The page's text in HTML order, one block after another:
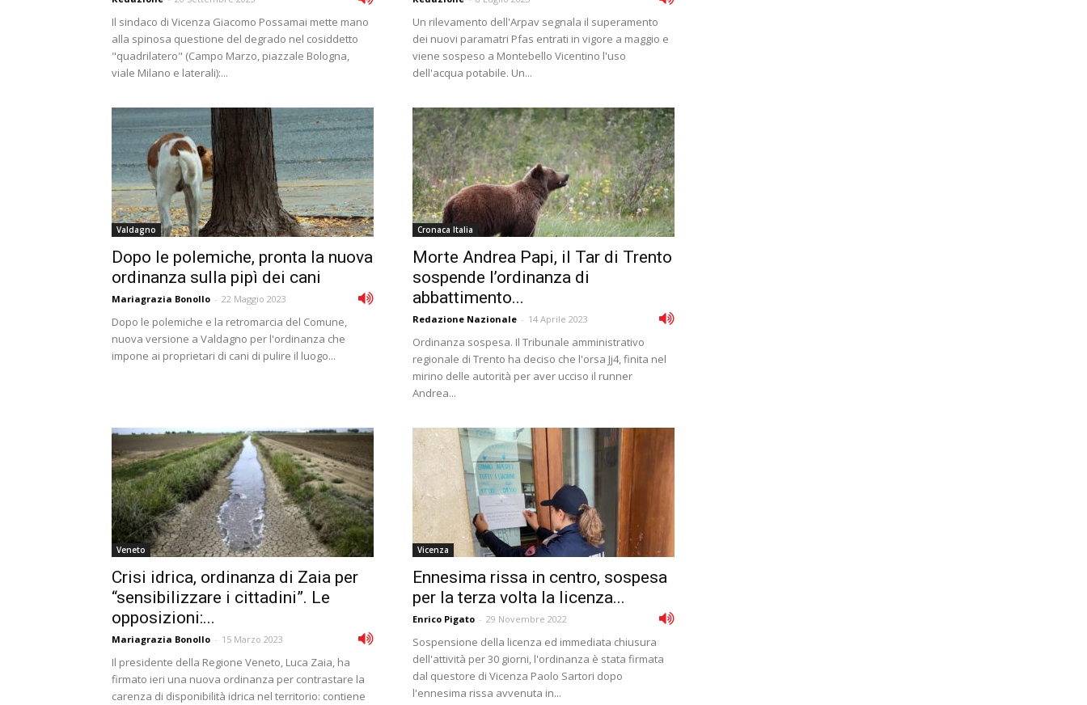
Il sindaco di Vicenza Giacomo Possamai mette mano
alla spinosa questione del degrado nel cosiddetto
"quadrilatero" (Campo Marzo, piazzale Bologna,
viale Milano e laterali):...
Un rilevamento dell'Arpav segnala il superamento
dei nuovi paramatri Pfas entrati in vigore a maggio e
viene sospeso a Montebello Vicentino l'uso
dell'acqua potabile. Un...
Valdagno
Dopo le polemiche, pronta la nuova
ordinanza sulla pipì dei cani
Mariagrazia Bonollo - 22 Maggio 2023
Dopo le polemiche e la retromarcia del Comune,
nuova versione a Valdagno per l'ordinanza che
impone ai proprietari di cani di pulire il luogo...
Cronaca Italia
Morte Andrea Papi, il Tar di Trento
sospende l’ordinanza di
abbattimento...
Redazione Nazionale - 14 Aprile 2023
Ordinanza sospesa. Il Tribunale amministrativo
regionale di Trento ha deciso che l'orsa Jj4, finita nel
mirino delle autorità per aver ucciso il runner
Andrea...
Veneto
Crisi idrica, ordinanza di Zaia per
“sensibilizzare i cittadini”. Le
opposizioni:...
Mariagrazia Bonollo - 15 Marzo 2023
Il presidente della Regione Veneto, Luca Zaia, ha
firmato ieri una nuova ordinanza per contrastare la
carenza di disponibilità idrica nel territorio: contiene
Vicenza
Ennesima rissa in centro, sospesa
per la terza volta la licenza...
Enrico Pigato - 29 Novembre 2022
Sospensione della licenza ed immediata chiusura
dell'attività per 30 giorni, l'ordinanza è stata firmata
dal questore di Vicenza Paolo Sartori dopo
l'ennesima rissa avvenuta in...